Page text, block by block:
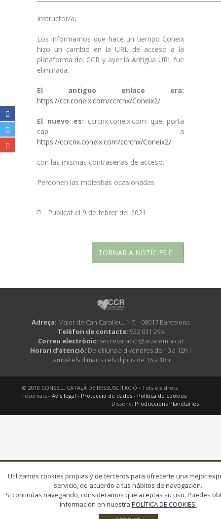
Instructor/a,
Los informamos que hace un tiempo Coneix
hizo un cambio en la URL de acceso a la
plataforma del CCR y ayer la Antigua URL fue
eliminada.
El antiguo enlace era:
https://ccr.coneix.com/ccrcnx/Coneix2/
El nuevo es: ccrcnx.coneix.com que porta
cap a
https://ccrcnx.coneix.com/ccrcnx/Coneix2/
con las mismas contraseñas de acceso.
Perdonen las molestias ocasionadas
Publicat el 9 de febrer del 2021
TORNAR A NOTÍCIES
Adreça: Major de Can Caralleu, 1-7. - 08017 Barcelona
Telèfon de contacte: 932 031 295
Correu electrònic: secretariaccr@academia.cat
Horari d’atenció: De dilluns a divendres de 10 a 12h i
també els dimarts i els dijous de 16 a 18h
© 2018 CONSELL CATALÀ DE RESSUSCITACIÓ - Tots els drets
reservats - Avís legal - Protecció de dades- Política de cookies
Disseny: Produccions Planetàries
Utilizamos cookies propias y de terceros para ofrecerte una mejor
servicio, de acuerdo a tus hábitos de navegación.
Si continúas navegando, consideramos que aceptas su uso. Puedes
información en nuestra POLÍTICA DE COOKIES.